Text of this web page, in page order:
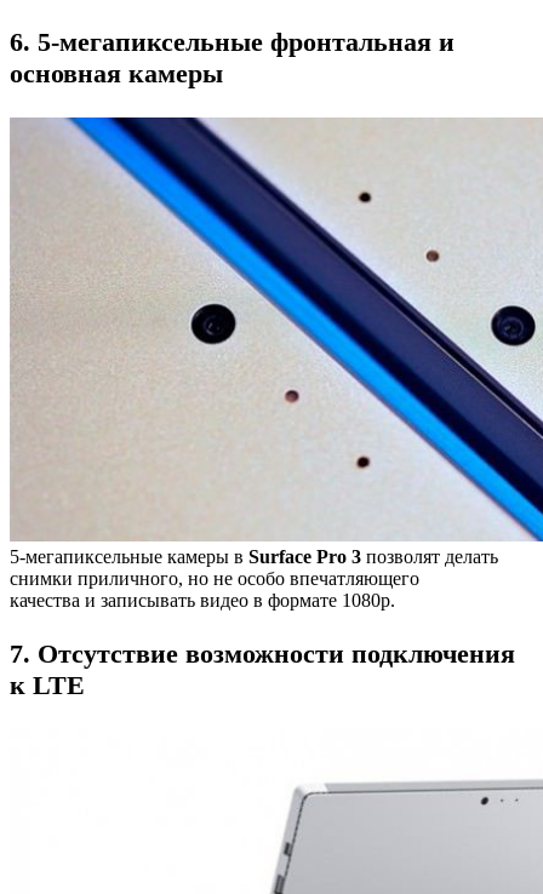
6. 5-мегапиксельные фронтальная и
основная камеры
5-мегапиксельные камеры в Surface Pro 3 позволят делать
снимки приличного, но не особо впечатляющего
качества и записывать видео в формате 1080p.
7. Отсутствие возможности подключения
к LTE